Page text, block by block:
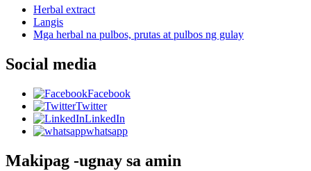
Herbal extract
Langis
Mga herbal na pulbos, prutas at pulbos ng gulay
Social media
Facebook
Twitter
LinkedIn
whatsapp
Makipag -ugnay sa amin